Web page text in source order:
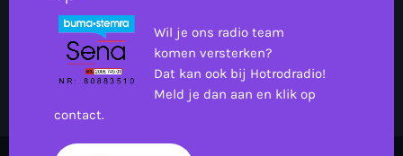
Wil je ons radio team
komen versterken?
Dat kan ook bij Hotrodradio!
Meld je dan aan en klik op
contact.